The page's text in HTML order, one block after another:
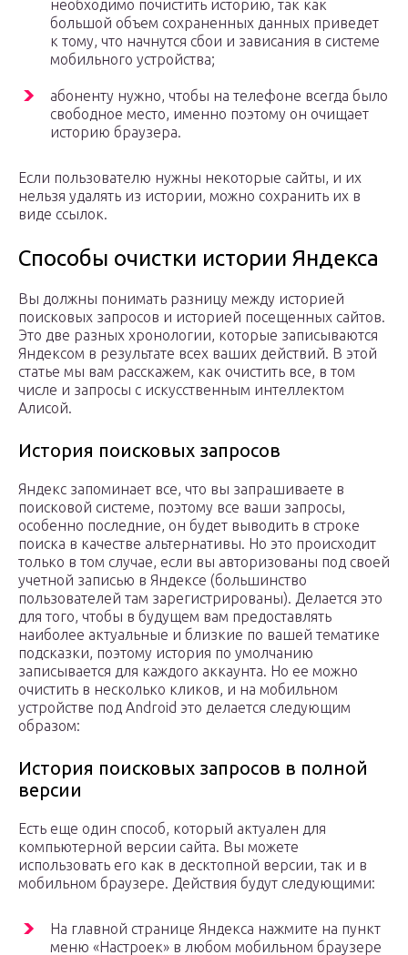
необходимо почистить историю, так как
большой объем сохраненных данных приведет
к тому, что начнутся сбои и зависания в системе
мобильного устройства;
абоненту нужно, чтобы на телефоне всегда было
свободное место, именно поэтому он очищает
историю браузера.
Если пользователю нужны некоторые сайты, и их
нельзя удалять из истории, можно сохранить их в
виде ссылок.
Способы очистки истории Яндекса
Вы должны понимать разницу между историей
поисковых запросов и историей посещенных сайтов.
Это две разных хронологии, которые записываются
Яндексом в результате всех ваших действий. В этой
статье мы вам расскажем, как очистить все, в том
числе и запросы с искусственным интеллектом
Алисой.
История поисковых запросов
Яндекс запоминает все, что вы запрашиваете в
поисковой системе, поэтому все ваши запросы,
особенно последние, он будет выводить в строке
поиска в качестве альтернативы. Но это происходит
только в том случае, если вы авторизованы под своей
учетной записью в Яндексе (большинство
пользователей там зарегистрированы). Делается это
для того, чтобы в будущем вам предоставлять
наиболее актуальные и близкие по вашей тематике
подсказки, поэтому история по умолчанию
записывается для каждого аккаунта. Но ее можно
очистить в несколько кликов, и на мобильном
устройстве под Android это делается следующим
образом:
История поисковых запросов в полной
версии
Есть еще один способ, который актуален для
компьютерной версии сайта. Вы можете
использовать его как в десктопной версии, так и в
мобильном браузере. Действия будут следующими:
На главной странице Яндекса нажмите на пункт
меню «Настроек» в любом мобильном браузере